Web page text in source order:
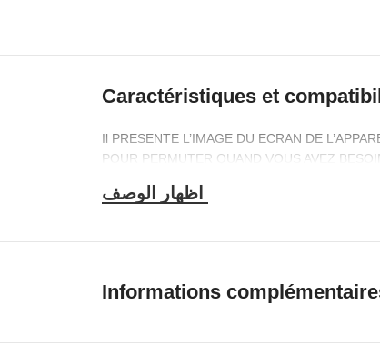
Caractéristiques et
Il PRESENTE L’IMAGE DU ECRAN DE
POUR PERMUTER QUAND VOUS AVEZ
Informations